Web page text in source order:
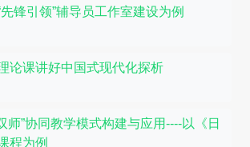
锋引领”辅导员工作室建设为例
论课讲好中国式现代化探析
师”协同教学模式构建与应用----以《日
程为例